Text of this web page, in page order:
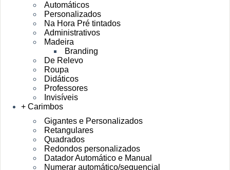
Automáticos
Personalizados
Na Hora Pré tintados
Administrativos
Madeira
Branding
De Relevo
Roupa
Didáticos
Professores
Invisíveis
+ Carimbos
Gigantes e Personalizados
Retangulares
Quadrados
Redondos personalizados
Datador Automático e Manual
Numerar automático/sequencial